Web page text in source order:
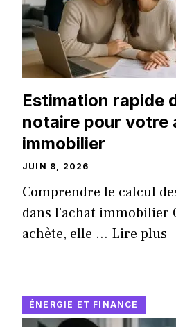
Estimation rapide
notaire pour votre
immobilier
JUIN 8, 2026
Comprendre le calcul
dans l’achat immobilier
achète, elle ... Lire plus
ÉNERGIE ET FINANCE